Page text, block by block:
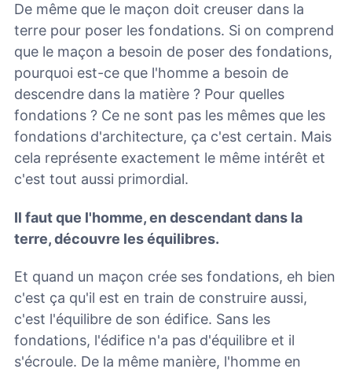
De même que le maçon doit creuser dans la
terre pour poser les fondations. Si on comprend
que le maçon a besoin de poser des fondations,
pourquoi est-ce que l'homme a besoin de
descendre dans la matière ? Pour quelles
fondations ? Ce ne sont pas les mêmes que les
fondations d'architecture, ça c'est certain. Mais
cela représente exactement le même intérêt et
c'est tout aussi primordial.
Il faut que l'homme, en descendant dans la
terre, découvre les équilibres.
Et quand un maçon crée ses fondations, eh bien
c'est ça qu'il est en train de construire aussi,
c'est l'équilibre de son édifice. Sans les
fondations, l'édifice n'a pas d'équilibre et il
s'écroule. De la même manière, l'homme en